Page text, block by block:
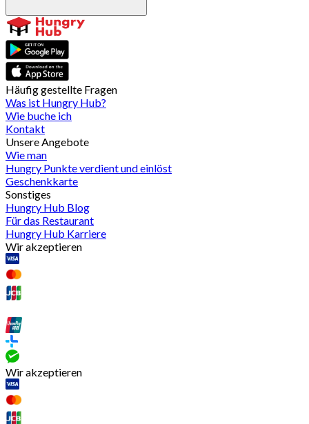
Häufig gestellte Fragen
Was ist Hungry Hub?
Wie buche ich
Kontakt
Unsere Angebote
Wie man
Hungry Punkte verdient und einlöst
Geschenkkarte
Sonstiges
Hungry Hub Blog
Für das Restaurant
Hungry Hub Karriere
Wir akzeptieren
Wir akzeptieren